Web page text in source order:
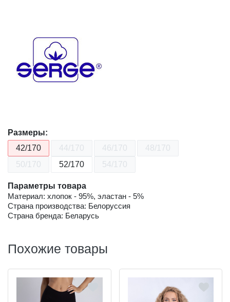
Размеры:
42/170
44/170 46/170
48/170
50/170
52/170 54/170
Параметры товара
Материал: хлопок - 95%, эластан - 5%
Страна производства: Белоруссия
Страна бренда: Беларусь
Похожие товары